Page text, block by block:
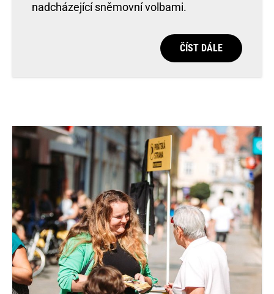
nadcházející sněmovní volbami.
ČÍST DÁLE